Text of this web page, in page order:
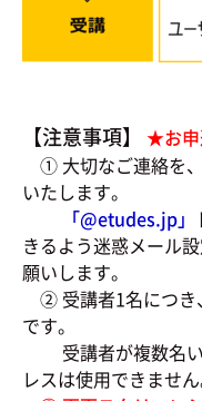
【注意事項】
★お申
① 大切なご連絡を
いたします。
「@etudes.jp」
きるよう迷惑メール
願いします。
② 受講者1名につき
です。
受講者が複数名い
レスは使用できません